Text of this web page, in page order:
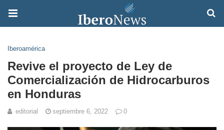
Iberoamérica
Revive el proyecto de Ley de
Comercialización de Hidrocarburos
en Honduras
editorial septiembre 6, 2022 0